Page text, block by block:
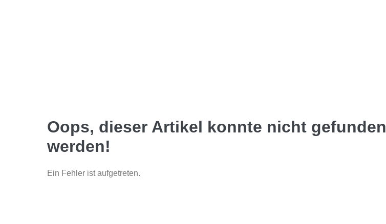
Oops, dieser Artikel konnte nicht gefunden
werden!
Ein Fehler ist aufgetreten.